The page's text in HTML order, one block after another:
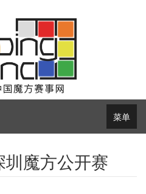
菜单
魔方公开赛